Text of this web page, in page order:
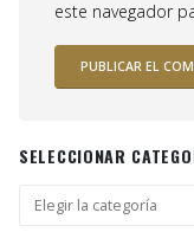
este navegador
SELECCIONAR
Seleccionar
categoría